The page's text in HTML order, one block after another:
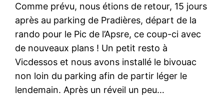
Comme prévu, nous étions de retour, 15 jours
après au parking de Pradières, départ de la
rando pour le Pic de l’Apsre, ce coup-ci avec
de nouveaux plans ! Un petit resto à
Vicdessos et nous avons installé le bivouac
non loin du parking afin de partir léger le
lendemain. Après un réveil un peu…